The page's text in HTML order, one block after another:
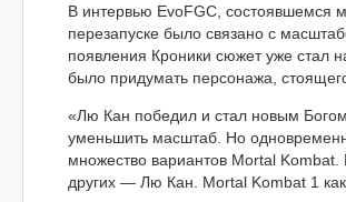
В интервью EvoFGC, состоявшемся
перезапуске было связано с
появления Кроники сюжет уже стал
было придумать персонажа,
«Лю Кан победил и стал новым
уменьшить масштаб. Но
множество вариантов Mortal
других — Лю Кан. Mortal Kombat 1